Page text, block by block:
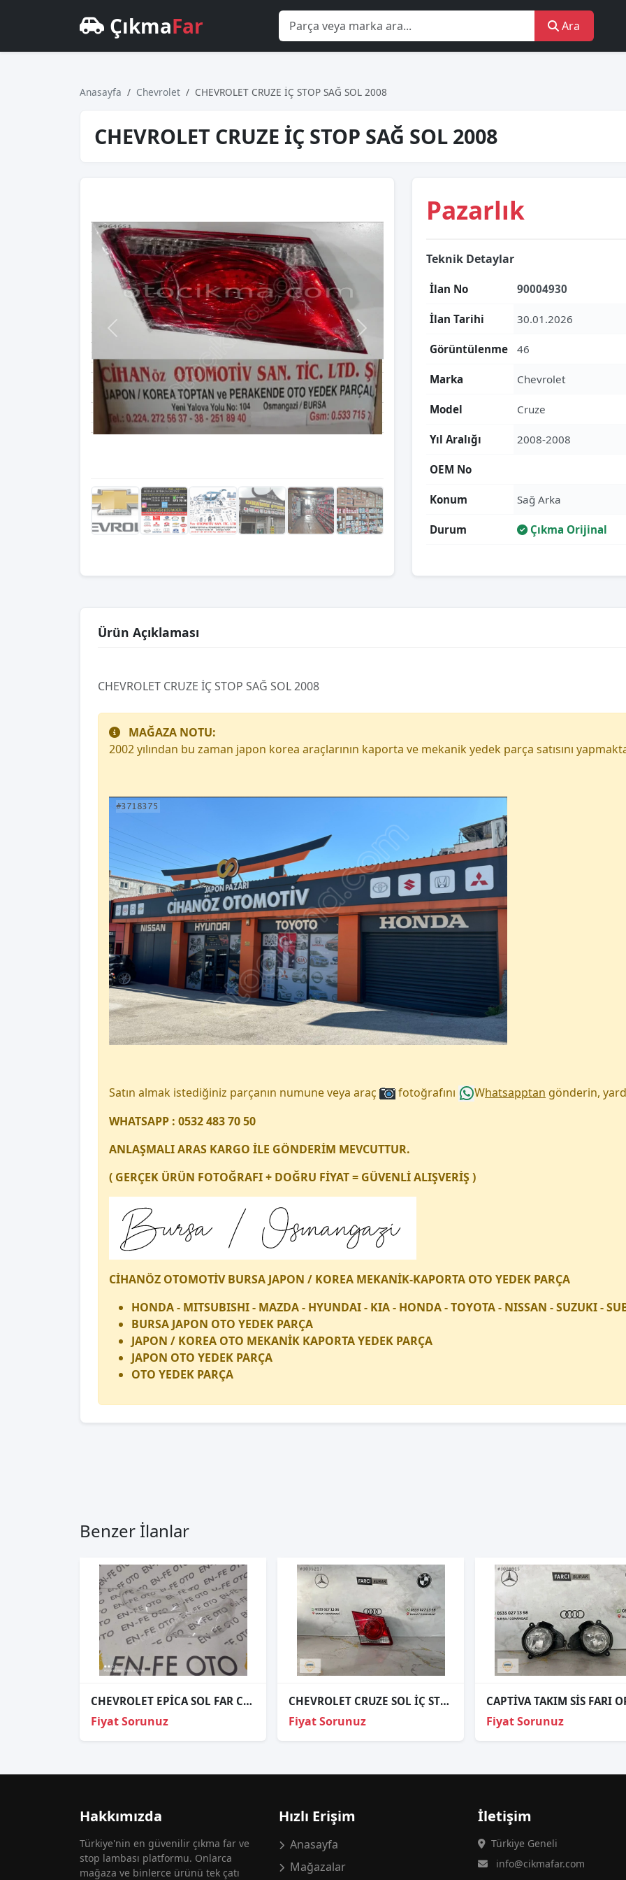
ÇıkmaFar Ara
Anasayfa Chevrolet CHEVROLET CRUZE İÇ STOP SAĞ SOL 2008
CHEVROLET CRUZE İÇ STOP SAĞ SOL 2008
Pazarlık
Teknik Detaylar
İlan No 90004930
İlan Tarihi 30.01.2026
Görüntülenme 46
Marka Chevrolet
Model Cruze
Yıl Aralığı 2008-2008
OEM No
Konum Sağ Arka
Durum Çıkma Orijinal
Ürün Açıklaması
CHEVROLET CRUZE İÇ STOP SAĞ SOL 2008
MAĞAZA NOTU:
2002 yılından bu zaman japon korea araçlarının kaporta ve mekanik yedek parça satısını
Satın almak istediğiniz parçanın numune veya araç fotoğrafını Whatsapptan gönderin,
WHATSAPP : 0532 483 70 50
ANLAŞMALI ARAS KARGO İLE GÖNDERİM MEVCUTTUR.
( GERÇEK ÜRÜN FOTOĞRAFI + DOĞRU FİYAT = GÜVENLİ ALIŞVERİŞ )
CİHANÖZ OTOMOTİV BURSA JAPON / KOREA MEKANİK-KAPORTA OTO YEDEK PARÇA
HONDA - MITSUBISHI - MAZDA - HYUNDAI - KIA - HONDA - TOYOTA - NISSAN - SUZUKI -
BURSA JAPON OTO YEDEK PARÇA
JAPON / KOREA OTO MEKANİK KAPORTA YEDEK PARÇA
JAPON OTO YEDEK PARÇA
OTO YEDEK PARÇA
Benzer İlanlar
CHEVROLET EPİCA SOL FAR CAMI SIFIR
Fiyat Sorunuz
CHEVROLET CRUZE SOL İÇ STOP ORJİNAL
Fiyat Sorunuz Fiyat Sorunuz
Hakkımızda
Türkiye'nin en güvenilir çıkma far ve
stop lambası platformu. Onlarca
mağaza ve binlerce ürünü tek çatı
Hızlı Erişim
Anasayfa
Mağazalar
İletişim
Türkiye Geneli
info@cikmafar.com